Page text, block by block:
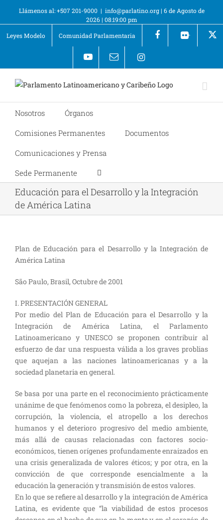
Llámenos al: +507 201-9000 | info@parlatino.org| 6 de Agosto de
2026 | 08:19:00 pm
Leyes Modelo
Comunidad Parlamentaria +
Nosotros
Órganos
Comisiones Permanentes
Documentos
Comunicaciones y Prensa
Sede Permanente
Educación para el Desarrollo y la Integración
de América Latina
Plan de Educación para el Desarrollo y la Integración de
América Latina
São Paulo, Brasil, Octubre de 2001
I. PRESENTACIÓN GENERAL
Por medio del Plan de Educación para el Desarrollo y la
Integración de América Latina, el Parlamento
Latinoamericano y UNESCO se proponen contribuir al
esfuerzo de dar una respuesta válida a los graves problias
que aquejan a las naciones latinoamericanas y a la
sociedad planetaria en general.
Se basa por una parte en el reconocimiento prácticamente
unánime de que fenómenos como la pobreza, el desipleo, la
corrupción, la violencia, el atropello a los derechos
humanos y el deterioro progresivo del medio ambiente,
más allá de causas relacionadas con factores socio-
económicos, tienen orígenes profundamente enraizados en
una crisis generalizada de valores éticos; y por otra, en la
convicción de que corresponde esencialmente a la
educación la generación y transmisión de estos valores.
En lo que se refiere al desarrollo y la integración de América
Latina, es evidente que “la viabilidad de estos procesos